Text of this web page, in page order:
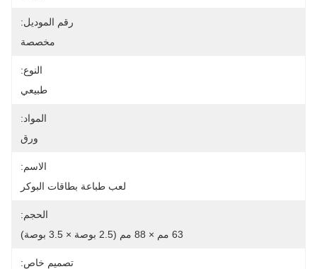
رقم الموديل:
مخصصة
النوع:
طبيعي
المواد:
ورق
الاسم:
لعب طباعة بطاقات البوكر
الحجم:
63 مم × 88 مم (2.5 بوصة × 3.5 بوصة)
تصميم خاص: